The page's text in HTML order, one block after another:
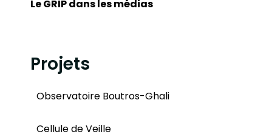
Le GRIP dans les médias
Projets
Observatoire Boutros-Ghali
Cellule de Veille